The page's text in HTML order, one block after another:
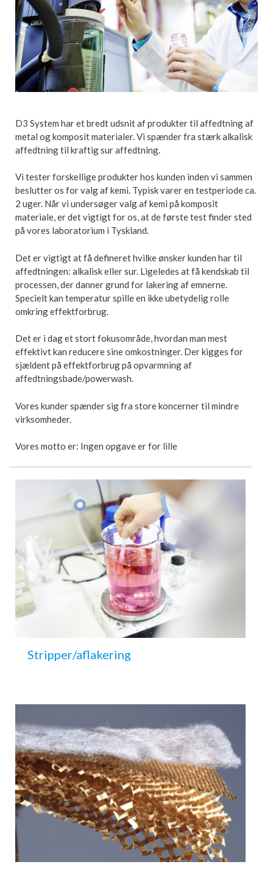
D3 System har et bredt udsnit af produkter til affedtning af
metal og komposit materialer. Vi spænder fra stærk alkalisk
affedtning til kraftig sur affedtning.
Vi tester forskellige produkter hos kunden inden vi sammen
beslutter os for valg af kemi. Typisk varer en testperiode ca.
2 uger. Når vi undersøger valg af kemi på komposit
materiale, er det vigtigt for os, at de første test finder sted
på vores laboratorium i Tyskland.
Det er vigtigt at få defineret hvilke ønsker kunden har til
affedtningen: alkalisk eller sur. Ligeledes at få kendskab til
processen, der danner grund for lakering af emnerne.
Specielt kan temperatur spille en ikke ubetydelig rolle
omkring effektforbrug.
Det er i dag et stort fokusområde, hvordan man mest
effektivt kan reducere sine omkostninger. Der kigges for
sjældent på effektforbrug på opvarmning af
affedtningsbade/powerwash.
Vores kunder spænder sig fra store koncerner til mindre
virksomheder.
Vores motto er: Ingen opgave er for lille
Stripper/aflakering